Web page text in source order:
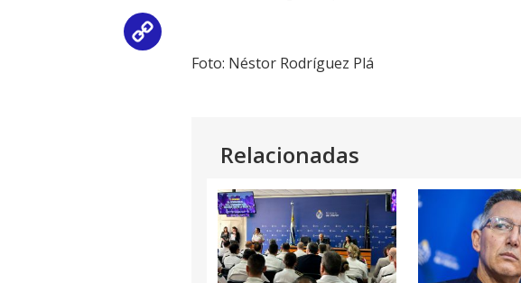
LinkFoto: Néstor Rodríguez Plá
Relacionadas